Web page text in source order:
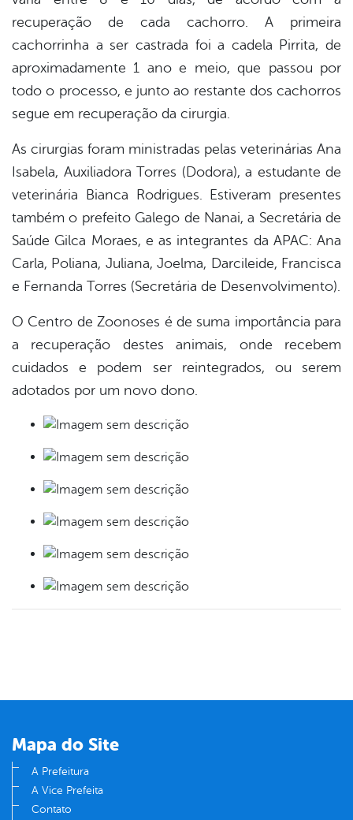
recuperação de cada cachorro. A primeira
cachorrinha a ser castrada foi a cadela Pirrita, de
aproximadamente 1 ano e meio, que passou por
todo o processo, e junto ao restante dos cachorros
segue em recuperação da cirurgia.
As cirurgias foram ministradas pelas veterinárias Ana
Isabela, Auxiliadora Torres (Dodora), a estudante de
veterinária Bianca Rodrigues. Estiveram presentes
também o prefeito Galego de Nanai, a Secretária de
Saúde Gilca Moraes, e as integrantes da APAC: Ana
Carla, Poliana, Juliana, Joelma, Darcileide, Francisca
e Fernanda Torres (Secretária de Desenvolvimento).
O Centro de Zoonoses é de suma importância para
a recuperação destes animais, onde recebem
cuidados e podem ser reintegrados, ou serem
adotados por um novo dono.
Mapa do Site
A Prefeitura
A Vice Prefeita
Contato